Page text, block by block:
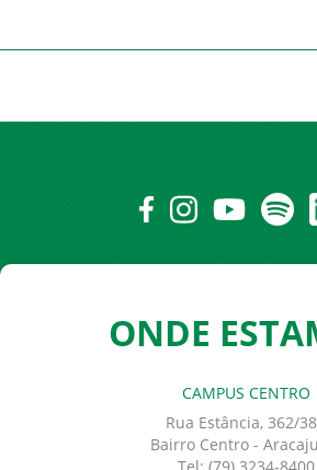
ONDE
CAMPUS CENTRO
Rua Estância, 362/
Bairro Centro -